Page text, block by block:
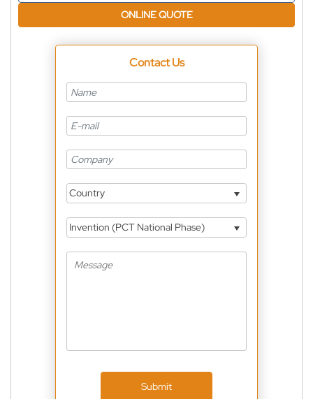
ONLINE QUOTE
Contact Us
Country
Invention (PCT National Phase)
Submit